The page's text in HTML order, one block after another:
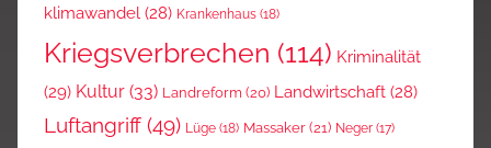
klimawandel (28) Krankenhaus (18)
Kriegsverbrechen (114) Kriminalität
(29) Kultur (33) Landreform (20) Landwirtschaft (28)
Luftangriff (49) Lüge (18) Massaker (21) Neger (17)